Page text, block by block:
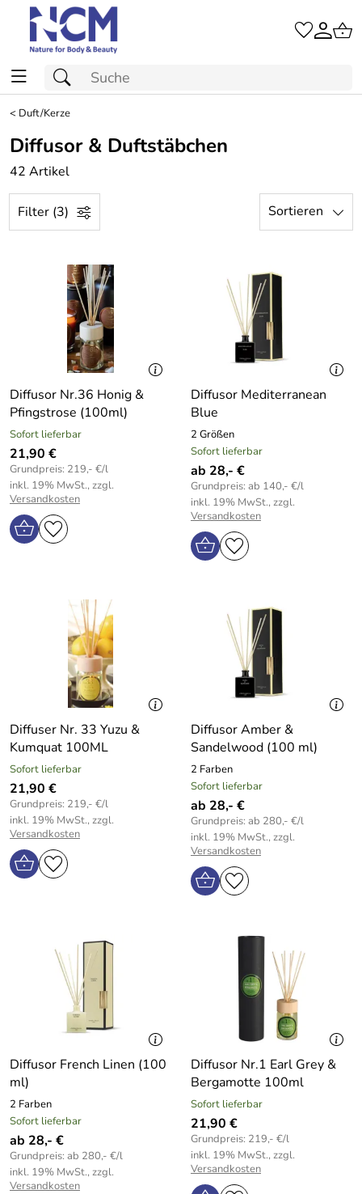
< Duft/Kerze
Diffusor & Duftstäbchen
42 Artikel
Filter (3) Sortieren
Diffusor Nr.36 Honig &
Pfingstrose (100ml)
Sofort lieferbar
21,90 €
Grundpreis: 219,- €/l
inkl. 19% MwSt., zzgl.
Versandkosten
Diffusor Mediterranean
Blue
2 Größen
Sofort lieferbar
ab 28,- €
Grundpreis: ab 140,- €/l
inkl. 19% MwSt., zzgl.
Versandkosten
Diffuser Nr. 33 Yuzu &
Kumquat 100ML
Sofort lieferbar
21,90 €
Grundpreis: 219,- €/l
inkl. 19% MwSt., zzgl.
Versandkosten
Diffusor Amber &
Sandelwood (100 ml)
2 Farben
Sofort lieferbar
ab 28,- €
Grundpreis: ab 280,- €/l
inkl. 19% MwSt., zzgl.
Versandkosten
Diffusor French Linen (100
ml)
2 Farben
Sofort lieferbar
ab 28,- €
Grundpreis: ab 280,- €/l
inkl. 19% MwSt., zzgl.
Versandkosten
Diffusor Nr.1 Earl Grey &
Bergamotte 100ml
Sofort lieferbar
21,90 €
Grundpreis: 219,- €/l
inkl. 19% MwSt., zzgl.
Versandkosten